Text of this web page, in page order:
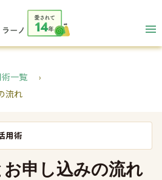
一覧
流れ
用術
申し込みの流れ